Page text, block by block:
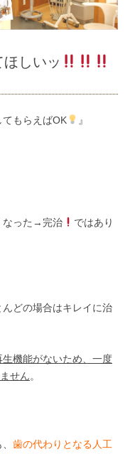
しいッ
てもらえばOK 』
なった→完治
ではあり
どの場合はキレイに治
生機能がないため、一度
せん。
歯の代わりとなる人工